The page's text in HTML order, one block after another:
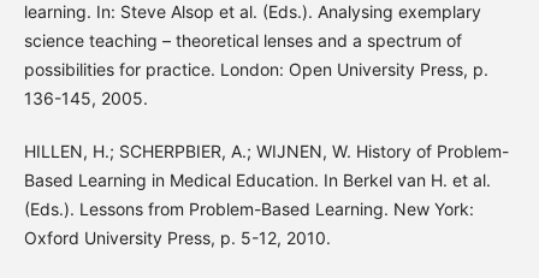
learning. In: Steve Alsop et al. (Eds.). Analysing exemplary
science teaching – theoretical lenses and a spectrum of
possibilities for practice. London: Open University Press, p.
136-145, 2005.
HILLEN, H.; SCHERPBIER, A.; WIJNEN, W. History of Problem-
Based Learning in Medical Education. In Berkel van H. et al.
(Eds.). Lessons from Problem-Based Learning. New York:
Oxford University Press, p. 5-12, 2010.